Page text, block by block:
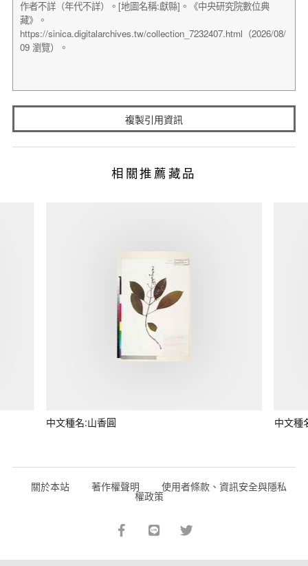
複製引用資訊
相關推薦藏品
中文種名:山香圓 中文種
關於本站 著作權聲明 使用者條款、資訊安全與隱私
權政策